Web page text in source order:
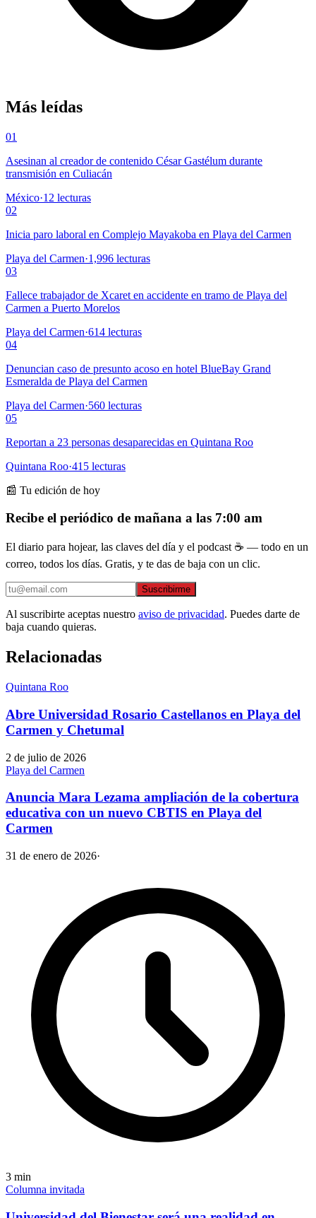
Más leídas
01
Asesinan al creador de contenido César Gastélum durante
transmisión en Culiacán
México·12 lecturas
02
Inicia paro laboral en Complejo Mayakoba en Playa del Carmen
Playa del Carmen·1,996 lecturas
03
Fallece trabajador de Xcaret en accidente en tramo de Playa del
Carmen a Puerto Morelos
Playa del Carmen·614 lecturas
04
Denuncian caso de presunto acoso en hotel BlueBay Grand
Esmeralda de Playa del Carmen
Playa del Carmen·560 lecturas
05
Reportan a 23 personas desaparecidas en Quintana Roo
Quintana Roo·415 lecturas
📰 Tu edición de hoy
Recibe el periódico de mañana a las 7:00 am
El diario para hojear, las claves del día y el podcast ☕ — todo en un
correo, todos los días. Gratis, y te das de baja con un clic.
Suscribirme
Al suscribirte aceptas nuestro aviso de privacidad. Puedes darte de
baja cuando quieras.
Relacionadas
Quintana Roo
Abre Universidad Rosario Castellanos en Playa del
Carmen y Chetumal
2 de julio de 2026
Playa del Carmen
Anuncia Mara Lezama ampliación de la cobertura
educativa con un nuevo CBTIS en Playa del
Carmen
31 de enero de 2026·
3 min
Columna invitada